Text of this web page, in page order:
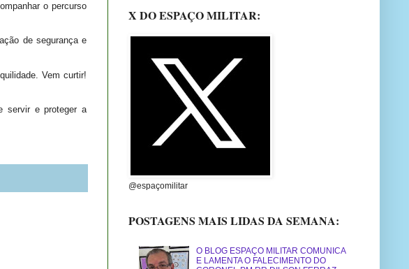
o percurso
de segurança e
Vem curtir!
servir e proteger a
X DO ESPAÇO MILITAR:
@espaçomilitar
POSTAGENS MAIS LIDAS DA SEMANA:
O BLOG ESPAÇO MILITAR COMUNICA
E LAMENTA O FALECIMENTO DO